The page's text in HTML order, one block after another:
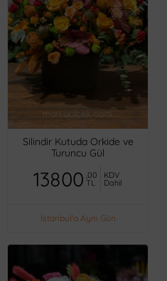
Silindir Kutuda Orkide ve
Turuncu Gül
13800 ,00
TL
KDV
Dahil
İstanbul'a Aynı Gün